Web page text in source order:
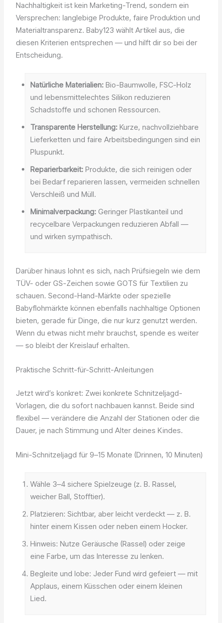
Nachhaltigkeit ist kein Marketing-Trend, sondern ein
Versprechen: langlebige Produkte, faire Produktion und
Materialtransparenz. Baby123 wählt Artikel aus, die
diesen Kriterien entsprechen — und hilft dir so bei der
Entscheidung.
Natürliche Materialien: Bio-Baumwolle, FSC-Holz
und lebensmittelechtes Silikon reduzieren
Schadstoffe und schonen Ressourcen.
Transparente Herstellung: Kurze, nachvollziehbare
Lieferketten und faire Arbeitsbedingungen sind ein
Pluspunkt.
Reparierbarkeit: Produkte, die sich reinigen oder
bei Bedarf reparieren lassen, vermeiden schnellen
Verschleiß und Müll.
Minimalverpackung: Geringer Plastikanteil und
recycelbare Verpackungen reduzieren Abfall —
und wirken sympathisch.
Darüber hinaus lohnt es sich, nach Prüfsiegeln wie dem
TÜV- oder GS-Zeichen sowie GOTS für Textilien zu
schauen. Second-Hand-Märkte oder spezielle
Babyflohmärkte können ebenfalls nachhaltige Optionen
bieten, gerade für Dinge, die nur kurz genutzt werden.
Wenn du etwas nicht mehr brauchst, spende es weiter
— so bleibt der Kreislauf erhalten.
Praktische Schritt-für-Schritt-Anleitungen
Jetzt wird’s konkret: Zwei konkrete Schnitzeljagd-
Vorlagen, die du sofort nachbauen kannst. Beide sind
flexibel — verändere die Anzahl der Stationen oder die
Dauer, je nach Stimmung und Alter deines Kindes.
Mini-Schnitzeljagd für 9–15 Monate (Drinnen, 10 Minuten)
Wähle 3–4 sichere Spielzeuge (z. B. Rassel,
weicher Ball, Stofftier).
Platzieren: Sichtbar, aber leicht verdeckt — z. B.
hinter einem Kissen oder neben einem Hocker.
Hinweis: Nutze Geräusche (Rassel) oder zeige
eine Farbe, um das Interesse zu lenken.
Begleite und lobe: Jeder Fund wird gefeiert — mit
Applaus, einem Küsschen oder einem kleinen
Lied.